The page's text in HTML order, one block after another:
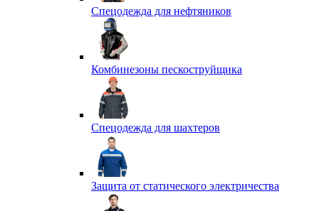
Спецодежда для нефтяников
Комбинезоны пескоструйщика
Спецодежда для шахтеров
Защита от статического электричества